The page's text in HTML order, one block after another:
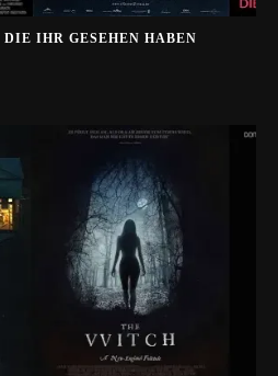
IHR GESEHEN HABEN